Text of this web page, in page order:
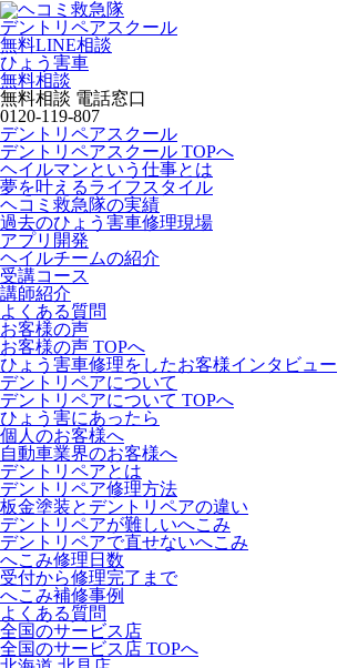
デントリペアスクール
無料LINE相談
ひょう害車
無料相談
無料相談 電話窓口
0120-119-807
デントリペアスクール
デントリペアスクール TOPへ
ヘイルマンという仕事とは
夢を叶えるライフスタイル
ヘコミ救急隊の実績
過去のひょう害車修理現場
アプリ開発
ヘイルチームの紹介
受講コース
講師紹介
よくある質問
お客様の声
お客様の声 TOPへ
ひょう害車修理をしたお客様インタビュー
デントリペアについて
デントリペアについて TOPへ
ひょう害にあったら
個人のお客様へ
自動車業界のお客様へ
デントリペアとは
デントリペア修理方法
板金塗装とデントリペアの違い
デントリペアが難しいへこみ
デントリペアで直せないへこみ
へこみ修理日数
受付から修理完了まで
へこみ補修事例
よくある質問
全国のサービス店
全国のサービス店 TOPへ